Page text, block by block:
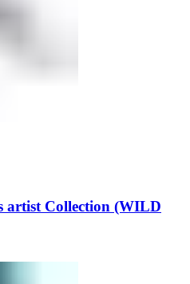
artist Collection (WILD